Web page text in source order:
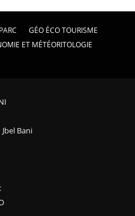
GÉO ÉCO TOURISME
ET MÉTÉORITOLOGIE
Bani